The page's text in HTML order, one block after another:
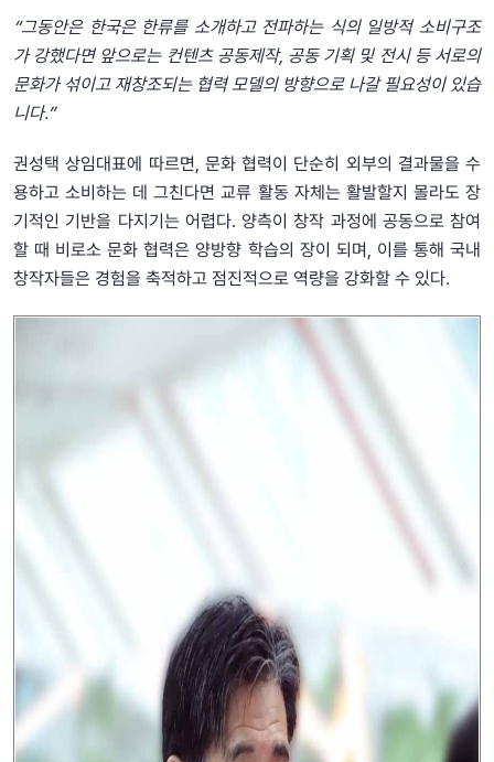
“그동안은 한국은 한류를 소개하고 전파하는 식의 일방적 소비구조
가 강했다면 앞으로는 컨텐츠 공동제작, 공동 기획 및 전시 등 서로의
문화가 섞이고 재창조되는 협력 모델의 방향으로 나갈 필요성이 있습
니다.”
권성택 상임대표에 따르면, 문화 협력이 단순히 외부의 결과물을 수
용하고 소비하는 데 그친다면 교류 활동 자체는 활발할지 몰라도 장
기적인 기반을 다지기는 어렵다. 양측이 창작 과정에 공동으로 참여
할 때 비로소 문화 협력은 양방향 학습의 장이 되며, 이를 통해 국내
창작자들은 경험을 축적하고 점진적으로 역량을 강화할 수 있다.